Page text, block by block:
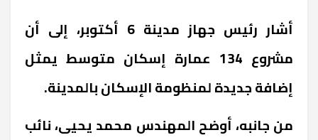
أشار رئيس جهاز مدينة 6 أكتوبر، إلى أن
مشروع 134 عمارة إسكان متوسط يمثل
إضافة جديدة لمنظومة الإسكان بالمدينة.
من جانبه، أوضح المهندس محمد يحيى، نائب